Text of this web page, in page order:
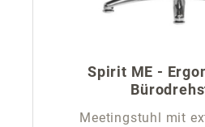
Spirit ME -
Meetingstuhl mit